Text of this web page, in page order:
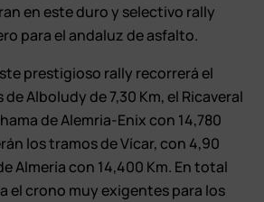
en este duro y selectivo rally
para el andaluz de asfalto.
prestigioso rally recorrerá el
Alboludy de 7,30 Km, el Ricaveral
de Alemria-Enix con 14,780
los tramos de Vícar, con 4,90
Almería con 14,400 Km. En total
el crono muy exigentes para los